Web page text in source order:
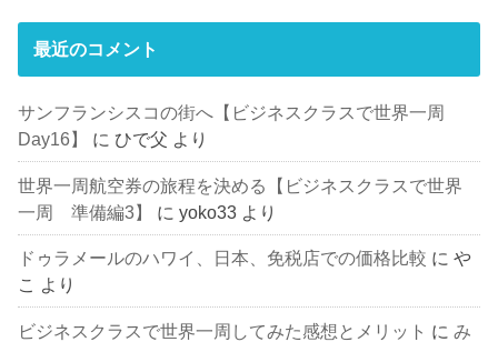
最近のコメント
サンフランシスコの街へ【ビジネスクラスで世界一周
Day16】
に ひで父 より
世界一周航空券の旅程を決める【ビジネスクラスで世界
一周 準備編3】
にyoko33 より
ドゥラメールのハワイ、日本、免税店での価格比較 にや
こ より
ビジネスクラスで世界一周してみた感想とメリット に み